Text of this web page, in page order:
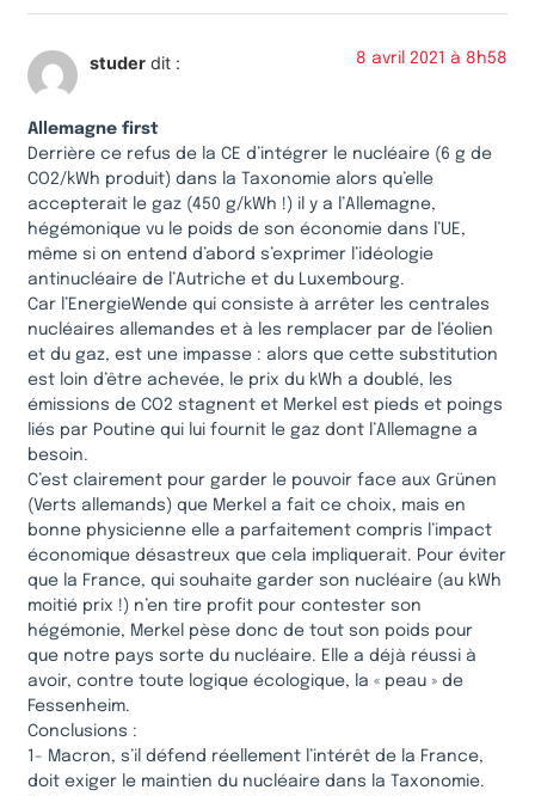
studer dit : 8 avril 2021 à 8h58
Allemagne first
Derrière ce refus de la CE d’intégrer le nucléaire (6 g de
CO2/kWh produit) dans la Taxonomie alors qu’elle
accepterait le gaz (450 g/kWh !) il y a l’Allemagne,
hégémonique vu le poids de son économie dans l’UE,
même si on entend d’abord s’exprimer l’idéologie
antinucléaire de l’Autriche et du Luxembourg.
Car l’EnergieWende qui consiste à arrêter les centrales
nucléaires allemandes et à les remplacer par de l’éolien
et du gaz, est une impasse : alors que cette substitution
est loin d’être achevée, le prix du kWh a doublé, les
émissions de CO2 stagnent et Merkel est pieds et poings
liés par Poutine qui lui fournit le gaz dont l’Allemagne a
besoin.
C’est clairement pour garder le pouvoir face aux Grünen
(Verts allemands) que Merkel a fait ce choix, mais en
bonne physicienne elle a parfaitement compris l’impact
économique désastreux que cela impliquerait. Pour éviter
que la France, qui souhaite garder son nucléaire (au kWh
moitié prix !) n’en tire profit pour contester son
hégémonie, Merkel pèse donc de tout son poids pour
que notre pays sorte du nucléaire. Elle a déjà réussi à
avoir, contre toute logique écologique, la « peau » de
Fessenheim.
Conclusions :
1- Macron, s’il défend réellement l’intérêt de la France,
doit exiger le maintien du nucléaire dans la Taxonomie.